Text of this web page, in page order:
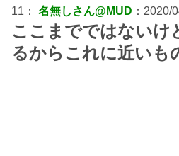
11： 名無しさん@MUD ：2020/
ここまでではないけ
るからこれに近いも